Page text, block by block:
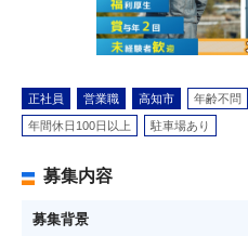
正社員 営業職 高知市 年齢不問
年間休日100日以上 駐車場あり
募集内容
募集背景